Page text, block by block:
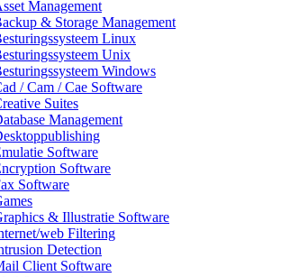
Management
& Storage Management
Linux
Unix
Windows
/ Cam / Cae Software
Suites
Management
Software
Software
Software
& Illustratie Software
web Filtering
Detection
Client Software